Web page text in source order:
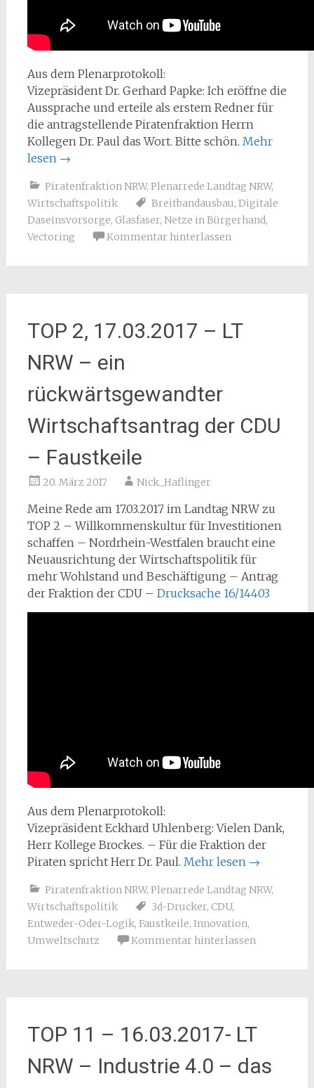
Aus dem Plenarprotokoll:
Vizepräsident Dr. Gerhard Papke: Ich eröffne die
Aussprache und erteile als erstem Redner für
die antragstellende Piratenfraktion Herrn
Kollegen Dr. Paul das Wort. Bitte schön. Mehr
lesen →
Piratenfraktion NRW, Plenarrede Landtag NRW,
Wirtschaftspolitik
Breitbandausbau, Digitale
Daseinsvorsorge, Glasfaser, Netze in Bürgerhand,
Vectoring
Kommentar hinterlassen
TOP 2, 17.03.2017 – LT
NRW – ein
rückwärtsgewandter
Wirtschaftsantrag der CDU
– Faustkeile
20. März 2017 Nick_Haflinger
Meine Rede am 17.03.2017 im Landtag NRW zu
TOP 2 – Willkommenskultur für Investitionen
schaffen – Nordrhein-Westfalen braucht eine
Neuausrichtung der Wirtschaftspolitik für
mehr Wohlstand und Beschäftigung – Antrag
der Fraktion der CDU – Drucksache 16/14403
Aus dem Plenarprotokoll:
Vizepräsident Eckhard Uhlenberg: Vielen Dank,
Herr Kollege Brockes. – Für die Fraktion der
Piraten spricht Herr Dr. Paul. Mehr lesen →
Piratenfraktion NRW, Plenarrede Landtag NRW,
Wirtschaftspolitik
3d-Drucker, CDU,
Entweder-Oder-Logik, Faustkeile, Innovation,
Umweltschutz
Kommentar hinterlassen
TOP 11 – 16.03.2017- LT
NRW – Industrie 4.0 – das